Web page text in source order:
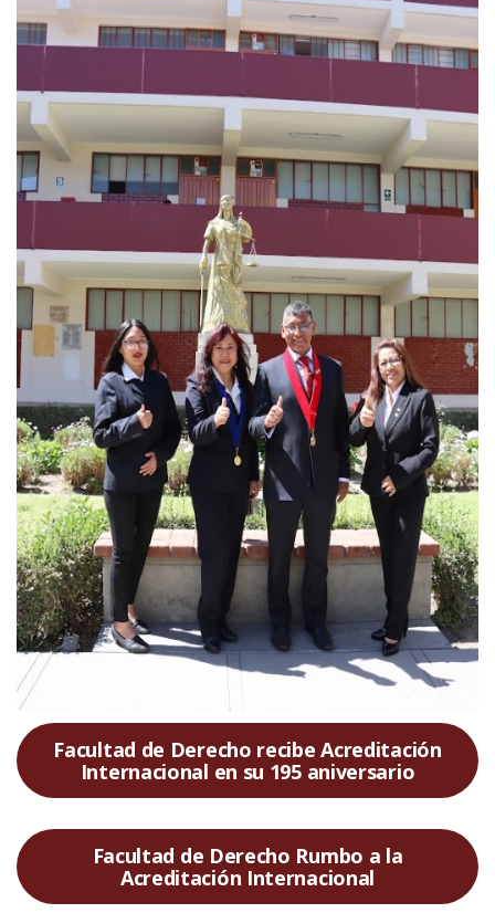
Facultad de Derecho recibe Acreditación
Internacional en su 195 aniversario
Facultad de Derecho Rumbo a la
Acreditación Internacional